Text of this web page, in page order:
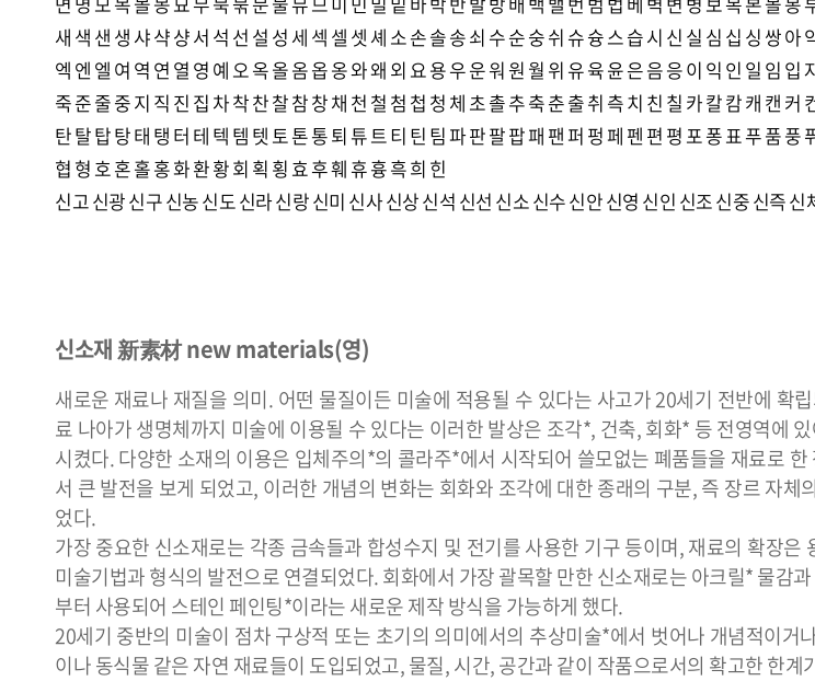
새 색 샌 생 샤샥샹서 석 선 설 성 세 섹 셀 셋 셰 소손솔송쇠 수순숭쉬 슈슝스습시 신 실 심 십 싱 쌍아
엑 엔 엘 여 역 연 열 영 예 오옥올옴옵옹와왜 외 요용우운워 원 월 위 유육윤은음응이 익 인 일 임 입
죽준줄중지 직 진 집 차착찬찰참창채 천 철 첨 첩 청 체 초촐추축춘출취 측치 친 칠 카칼캄캐 캔 커
탄탈탑탕태 탱 터 테 텍 템 텟 토톤통퇴 튜트티 틴 팀파판팔팝패 팬 퍼 펑페 펜 편 평 포퐁표푸품풍
협 형 호혼홀홍화환황회 획 횡 효후훼 휴흉흑희 힌
신고신광신구신농신도신라신랑신미 신사신상신석 신선 신소신수신안신영 신인 신조신중신즉신
신소재 新素材 new materials(영)
새로운 재료나 재질을 의미. 어떤 물질이든 미술에 적용될 수 있다는 사고가 20세기 전반에 확
료 나아가 생명체까지 미술에 이용될 수 있다는 이러한 발상은 조각*, 건축, 회화* 등 전영역에
시켰다. 다양한 소재의 이용은 입체주의*의 콜라주*에서 시작되어 쓸모없는 폐품들을 재료로
서 큰 발전을 보게 되었고, 이러한 개념의 변화는 회화와 조각에 대한 종래의 구분, 즉 장르 자체
었다.
가장 중요한 신소재로는 각종 금속들과 합성수지 및 전기를 사용한 기구 등이며, 재료의 확장은
미술기법과 형식의 발전으로 연결되었다. 회화에서 가장 괄목할 만한 신소재로는 아크릴* 물감
부터 사용되어 스테인 페인팅*이라는 새로운 제작 방식을 가능하게 했다.
20세기 중반의 미술이 점차 구상적 또는 초기의 의미에서의 추상미술*에서 벗어나 개념적이거
이나 동식물 같은 자연 재료들이 도입되었고, 물질, 시간, 공간과 같이 작품으로서의 확고한 한